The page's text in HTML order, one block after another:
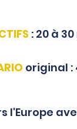
: 20 à
original :
l'Europe